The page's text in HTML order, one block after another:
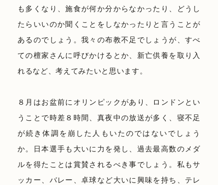
も多くなり、施食が何か分からなかったり、どうし
たらいいのか聞くことをしなかったりと言うことが
あるのでしょう。我々の布教不足でしょうが、すべ
ての檀家さんに呼びかけるとか、新亡供養を取り入
れるなど、考えてみたいと思います。
８月はお盆前にオリンピックがあり、ロンドンとい
うことで時差８時間、真夜中の放送が多く、寝不足
が続き体調を崩した人もいたのではないでしょう
か。日本選手も大いに力を発し、過去最高数のメダ
ルを得たことは賞賛されるべき事でしょう。私もサ
ッカー、バレー、卓球など大いに興味を持ち、テレ